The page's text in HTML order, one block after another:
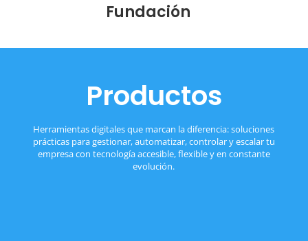
Fundación
Productos
Herramientas digitales que marcan la diferencia: soluciones
prácticas para gestionar, automatizar, controlar y escalar tu
empresa con tecnología accesible, flexible y en constante
evolución.